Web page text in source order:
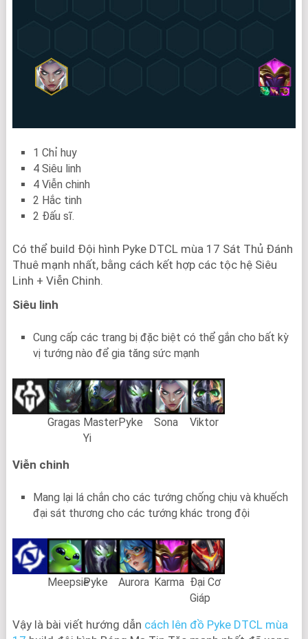
1 Chỉ huy
4 Siêu linh
4 Viễn chinh
2 Hắc tinh
2 Đấu sĩ.
Có thể build Đội hình Pyke DTCL mùa 17 Sát Thủ Đánh
Thuê mạnh nhất, bằng cách kết hợp các tộc hệ Siêu
Linh + Viễn Chinh.
Siêu linh
Cung cấp các trang bị đặc biệt có thể gắn cho bất kỳ
vị tướng nào để gia tăng sức mạnh
Gragas Master
Yi
Pyke Sona Viktor
Viễn chinh
Mang lại lá chắn cho các tướng chống chịu và khuếch
đại sát thương cho các tướng khác trong đội
MeepsiePyke Aurora Karma Đại Cơ
Giáp
Vậy là bài viết hướng dẫn cách lên đồ Pyke DTCL mùa